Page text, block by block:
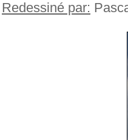
Redessiné par: